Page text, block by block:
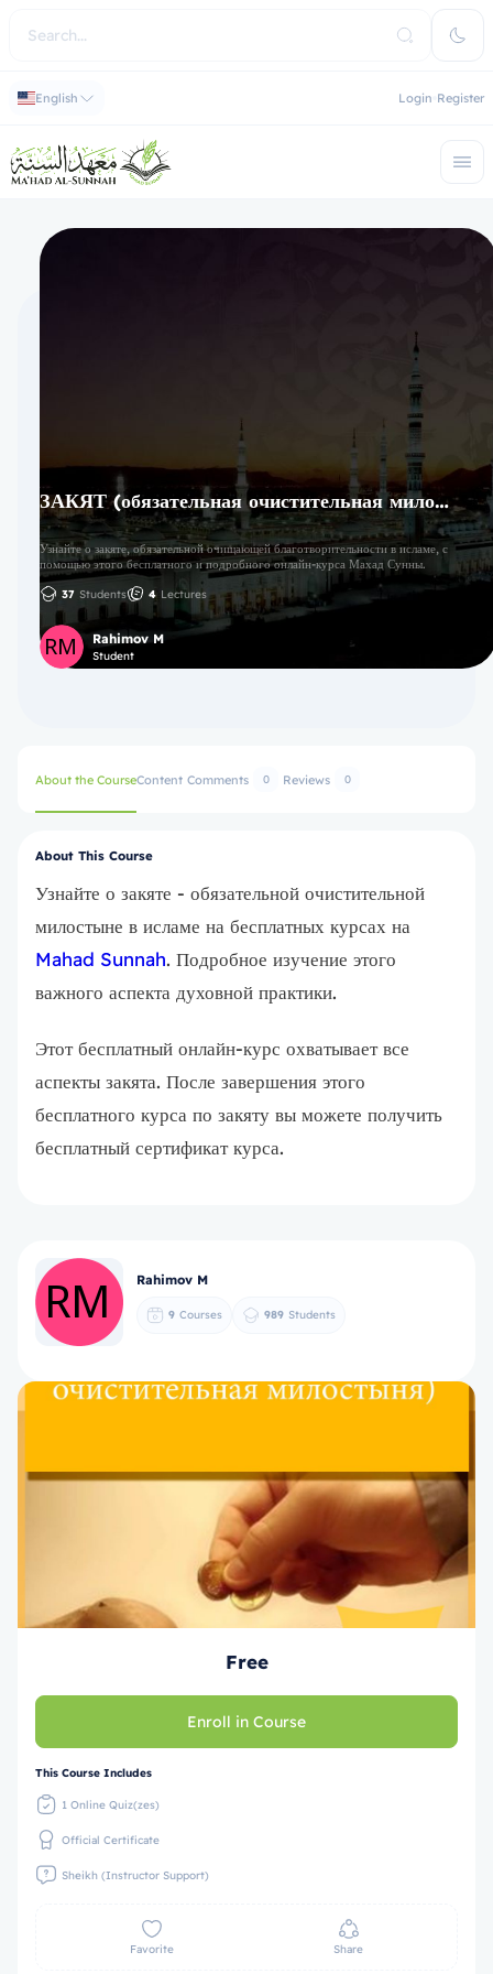
English Login Register
ЗАКЯТ (обязательная очистительная милостыня)
Узнайте о закяте, обязательной очищающей благотворительности в исламе, с
помощью этого бесплатного и подробного онлайн-курса Махад Сунны.
37 Students 4 Lectures
Rahimov M
Student
About the CourseContent Comments 0 Reviews 0
About This Course
Узнайте о закяте - обязательной очистительной
милостыне в исламе на бесплатных курсах на
Mahad Sunnah. Подробное изучение этого
важного аспекта духовной практики.
Этот бесплатный онлайн-курс охватывает все
аспекты закята. После завершения этого
бесплатного курса по закяту вы можете получить
бесплатный сертификат курса.
Rahimov M
9 Courses 989 Students
Free
Enroll in Course
This Course Includes
1 Online Quiz(zes)
Official Certificate
Sheikh (Instructor Support)
Favorite Share